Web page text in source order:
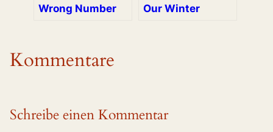
Wrong Number Our Winter
Kommentare
Schreibe einen Kommentar